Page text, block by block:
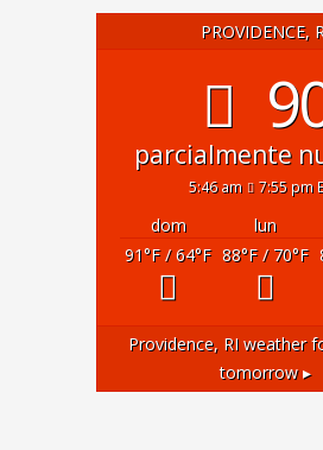
PROVIDENCE,
parcialmente
5:46 am 7:55 pm
dom lun
91°F/ 64°F 88°F/ 70°F
Providence, RI weather
tomorrow ▸